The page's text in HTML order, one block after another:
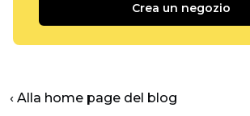
Crea un negozio
‹ Alla home page del blog